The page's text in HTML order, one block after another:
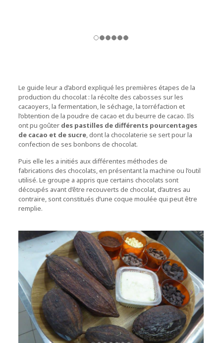
Le guide leur a d’abord expliqué les premières étapes de la
production du chocolat : la récolte des cabosses sur les
cacaoyers, la fermentation, le séchage, la torréfaction et
l’obtention de la poudre de cacao et du beurre de cacao. Ils
ont pu goûter des pastilles de différents pourcentages
de cacao et de sucre, dont la chocolaterie se sert pour la
confection de ses bonbons de chocolat.
Puis elle les a initiés aux différentes méthodes de
fabrications des chocolats, en présentant la machine ou l’outil
utilisé. Le groupe a appris que certains chocolats sont
découpés avant d’être recouverts de chocolat, d’autres au
contraire, sont constitués d’une coque moulée qui peut être
remplie.